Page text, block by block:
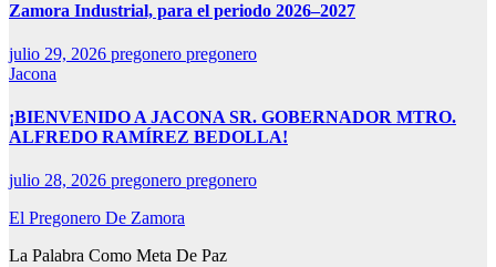
Zamora Industrial, para el periodo 2026–2027
julio 29, 2026 pregonero pregonero
Jacona
¡BIENVENIDO A JACONA SR. GOBERNADOR MTRO.
ALFREDO RAMÍREZ BEDOLLA!
julio 28, 2026 pregonero pregonero
El Pregonero De Zamora
La Palabra Como Meta De Paz